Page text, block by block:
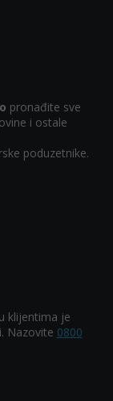
pronađite sve
i ostale
poduzetnike.
klijentima je
Nazovite 0800